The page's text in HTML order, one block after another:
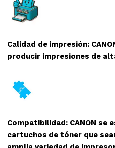
Calidad de impresión:
producir impresiones de
Compatibilidad: CANON se
cartuchos de tóner que